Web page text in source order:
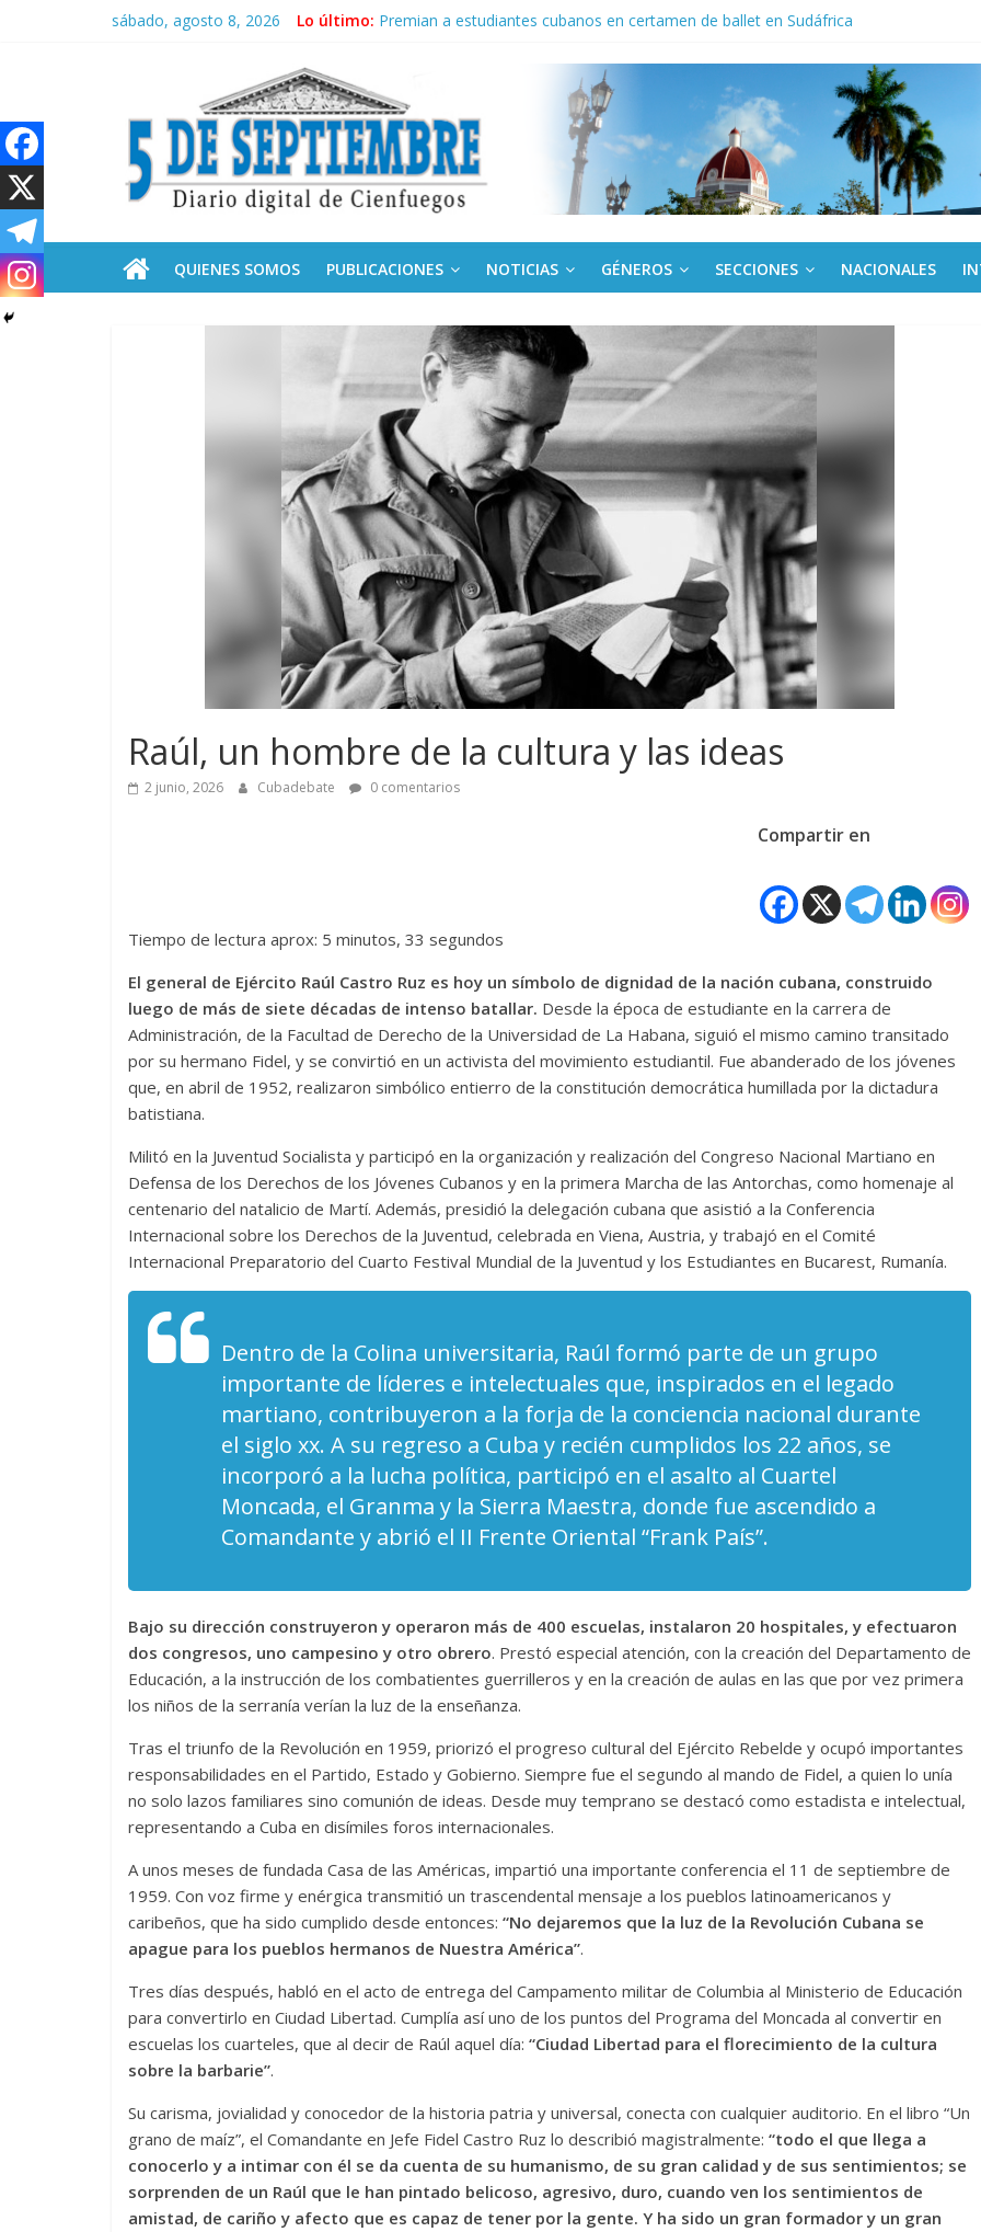
sábado, agosto 8, 2026 Lo último: Premian a estudiantes cubanos en certamen de ballet en Sudáfrica
El pulso de la noche opacado por el alcohol
Recorrió Díaz-Canel Empresa Eléctrica de La Habana y otras instalaciones
Fidel, la Feria del Libro y el legado editorial cubano
Septiembre
Diario
de
Cienfuegos,QUIENES SOMOS PUBLICACIONES NOTICIAS GÉNEROS SECCIONES NACIONALES
Raúl, un hombre de la cultura y las ideas
2 junio, 2026 Cubadebate 0 comentarios
Compartir en
Tiempo de lectura aprox: 5 minutos, 33 segundos
El general de Ejército Raúl Castro Ruz es hoy un símbolo de dignidad de la nación cubana, construido
luego de más de siete décadas de intenso batallar. Desde la época de estudiante en la carrera de
Administración, de la Facultad de Derecho de la Universidad de La Habana, siguió el mismo camino transitado
por su hermano Fidel, y se convirtió en un activista del movimiento estudiantil. Fue abanderado de los jóvenes
que, en abril de 1952, realizaron simbólico entierro de la constitución democrática humillada por la dictadura
batistiana.
Militó en la Juventud Socialista y participó en la organización y realización del Congreso Nacional Martiano en
Defensa de los Derechos de los Jóvenes Cubanos y en la primera Marcha de las Antorchas, como homenaje al
centenario del natalicio de Martí. Además, presidió la delegación cubana que asistió a la Conferencia
Internacional sobre los Derechos de la Juventud, celebrada en Viena, Austria, y trabajó en el Comité
Internacional Preparatorio del Cuarto Festival Mundial de la Juventud y los Estudiantes en Bucarest, Rumanía.
Dentro de la Colina universitaria, Raúl formó parte de un grupo
importante de líderes e intelectuales que, inspirados en el legado
martiano, contribuyeron a la forja de la conciencia nacional durante
el siglo xx. A su regreso a Cuba y recién cumplidos los 22 años, se
incorporó a la lucha política, participó en el asalto al Cuartel
Moncada, el Granma y la Sierra Maestra, donde fue ascendido a
Comandante y abrió el II Frente Oriental “Frank País”.
Bajo su dirección construyeron y operaron más de 400 escuelas, instalaron 20 hospitales, y efectuaron
dos congresos, uno campesino y otro obrero. Prestó especial atención, con la creación del Departamento de
Educación, a la instrucción de los combatientes guerrilleros y en la creación de aulas en las que por vez primera
los niños de la serranía verían la luz de la enseñanza.
Tras el triunfo de la Revolución en 1959, priorizó el progreso cultural del Ejército Rebelde y ocupó importantes
responsabilidades en el Partido, Estado y Gobierno. Siempre fue el segundo al mando de Fidel, a quien lo unía
no solo lazos familiares sino comunión de ideas. Desde muy temprano se destacó como estadista e intelectual,
representando a Cuba en disímiles foros internacionales.
A unos meses de fundada Casa de las Américas, impartió una importante conferencia el 11 de septiembre de
1959. Con voz firme y enérgica transmitió un trascendental mensaje a los pueblos latinoamericanos y
caribeños, que ha sido cumplido desde entonces: “No dejaremos que la luz de la Revolución Cubana se
apague para los pueblos hermanos de Nuestra América”.
Tres días después, habló en el acto de entrega del Campamento militar de Columbia al Ministerio de Educación
para convertirlo en Ciudad Libertad. Cumplía así uno de los puntos del Programa del Moncada al convertir en
escuelas los cuarteles, que al decir de Raúl aquel día: “Ciudad Libertad para el florecimiento de la cultura
sobre la barbarie”.
Su carisma, jovialidad y conocedor de la historia patria y universal, conecta con cualquier auditorio. En el libro “Un
grano de maíz”, el Comandante en Jefe Fidel Castro Ruz lo describió magistralmente: “todo el que llega a
conocerlo y a intimar con él se da cuenta de su humanismo, de su gran calidad y de sus sentimientos; se
sorprenden de un Raúl que le han pintado belicoso, agresivo, duro, cuando ven los sentimientos de
amistad, de cariño y afecto que es capaz de tener por la gente. Y ha sido un gran formador y un gran
Cuento de hadas
interclasista en la alta
0
15 mayo, 2026 Julio Martínez Molina 0